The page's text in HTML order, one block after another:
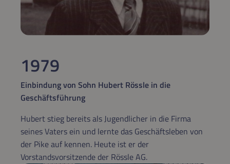
1979
Einbindung von Sohn Hubert Rössle in die
Geschäftsführung
Hubert stieg bereits als Jugendlicher in die Firma
seines Vaters ein und lernte das Geschäftsleben von
der Pike auf kennen. Heute ist er der
Vorstandsvorsitzende der Rössle AG.